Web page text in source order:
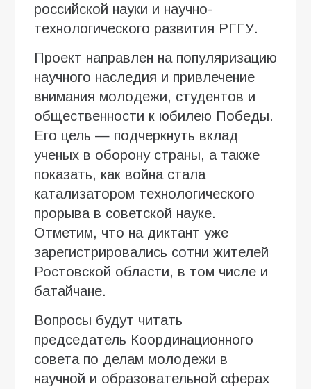
российской науки и научно-
технологического развития РГГУ.
Проект направлен на популяризацию
научного наследия и привлечение
внимания молодежи, студентов и
общественности к юбилею Победы.
Его цель — подчеркнуть вклад
ученых в оборону страны, а также
показать, как война стала
катализатором технологического
прорыва в советской науке.
Отметим, что на диктант уже
зарегистрировались сотни жителей
Ростовской области, в том числе и
батайчане.
Вопросы будут читать
председатель Координационного
совета по делам молодежи в
научной и образовательной сферах